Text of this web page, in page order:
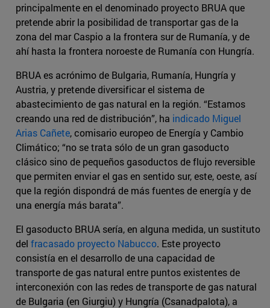
principalmente en el denominado proyecto BRUA que
pretende abrir la posibilidad de transportar gas de la
zona del mar Caspio a la frontera sur de Rumanía, y de
ahí hasta la frontera noroeste de Rumanía con Hungría.
BRUA es acrónimo de Bulgaria, Rumanía, Hungría y
Austria, y pretende diversificar el sistema de
abastecimiento de gas natural en la región. “Estamos
creando una red de distribución”, ha indicado Miguel
Arias Cañete, comisario europeo de Energía y Cambio
Climático; “no se trata sólo de un gran gasoducto
clásico sino de pequeños gasoductos de flujo reversible
que permiten enviar el gas en sentido sur, este, oeste, así
que la región dispondrá de más fuentes de energía y de
una energía más barata”.
El gasoducto BRUA sería, en alguna medida, un sustituto
del fracasado proyecto Nabucco. Este proyecto
consistía en el desarrollo de una capacidad de
transporte de gas natural entre puntos existentes de
interconexión con las redes de transporte de gas natural
de Bulgaria (en Giurgiu) y Hungría (Csanadpalota), a